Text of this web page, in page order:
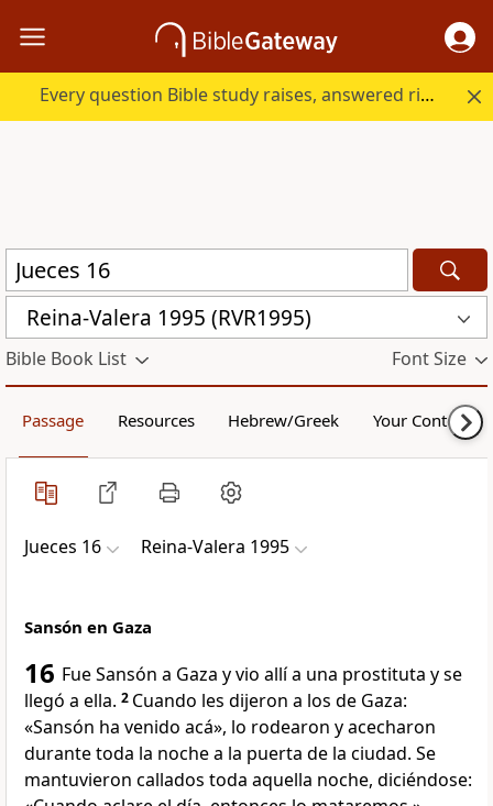
Every question Bible study raises, answered right here.
Reina-Valera 1995 (RVR1995)
Bible Book List Font Size
Passage Resources Hebrew/Greek Your Content
Jueces 16 Reina-Valera 1995
Sansón en Gaza
16 Fue Sansón a Gaza y vio allí a una prostituta y se
llegó a ella. 2 Cuando les dijeron a los de Gaza:
«Sansón ha venido acá», lo rodearon y acecharon
durante toda la noche a la puerta de la ciudad. Se
mantuvieron callados toda aquella noche, diciéndose: